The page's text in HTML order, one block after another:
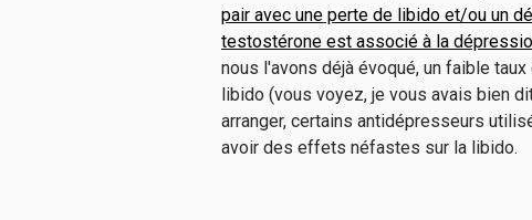
pair avec une perte de libido et/ou un
testostérone est associé à la
nous l'avons déjà évoqué, un faible
libido (vous voyez, je vous avais bien
arranger, certains antidépresseurs
avoir des effets néfastes sur la libido.